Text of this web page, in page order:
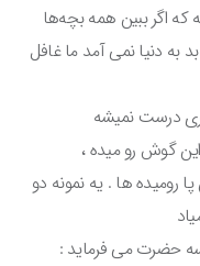
اگر ببین همه بچه‌ها
دنیا نمی آمد ما غافل
درست نمیشه
گوش رو میده ،
ها . یه نمونه دو
حضرت می فرماید :